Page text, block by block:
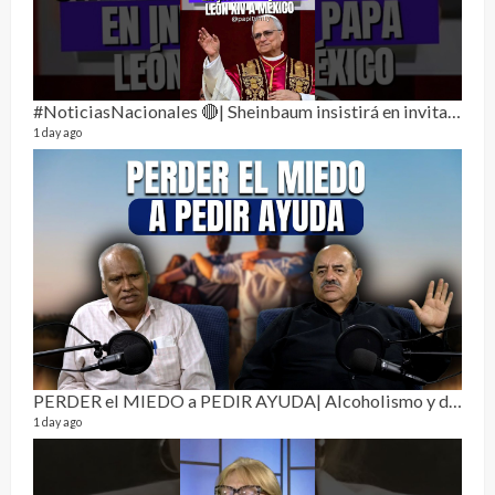
#NoticiasNacionales 🔴| Sheinbaum insistirá en invitar al papa León XIV a México
1 day ago
PERDER el MIEDO a PEDIR AYUDA| Alcoholismo y drogadicción 🎙️
1 day ago